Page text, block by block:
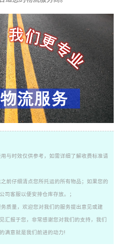
用与时效仅供参考，如需详细了解收费标准请
前仔细清点您所托运的所有物品；如果您的
司客服以便安排仓库存放。；
质量，欢迎您对我们的服务提出意见或建
汇报于您，非常感谢您对我们的支持，我们
满意就是我们前进的动力!